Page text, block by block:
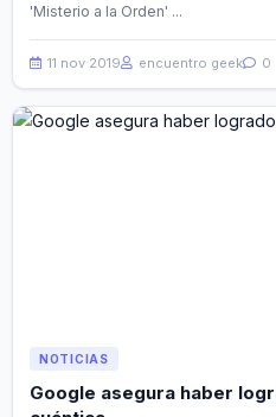
'Misterio a la Orden' ...
11 nov 2019 encuentro geek 0
NOTICIAS
Google asegura haber